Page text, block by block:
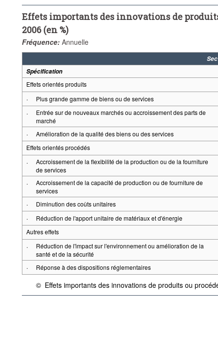
Effets importants des innovations de
2006 (en %)
Fréquence: Annuelle
Spécification
Effets orientés produits
· Plus grande gamme de biens ou de services
·
Entrée sur de nouveaux marchés ou accroissement des parts de
marché
·
Amélioration de la qualité des biens ou des services
Effets orientés procédés
·
Accroissement de la flexibilité de la production ou de la fourniture
de services
·
Accroissement de la capacité de production ou de fourniture de
services
· Diminution des coûts unitaires
·
Réduction de l'apport unitaire de matériaux et d'énergie
Autres effets
·
Réduction de l'impact sur l'environnement ou amélioration de la
santé et de la sécurité
· Réponse à des dispositions réglementaires
©
{link} Conditions d'utilisation
Effets importants des innovations de produits ou